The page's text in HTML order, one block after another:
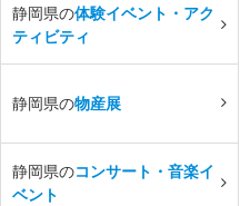
静岡県の体験イベント・アク
ティビティ
静岡県の物産展
静岡県のコンサート・音楽イ
ベント